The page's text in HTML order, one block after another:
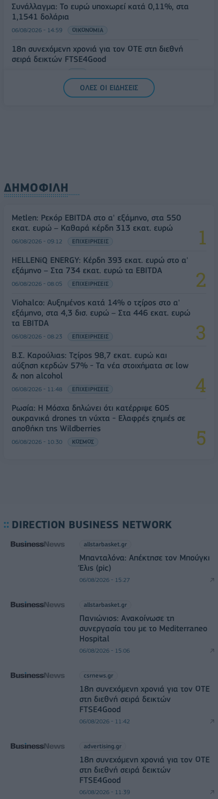
Συνάλλαγμα: Το ευρώ υποχωρεί κατά 0,11%, στα
1,1541 δολάρια
06/08/2026 - 14:59 ΟΙΚΟΝΟΜΙΑ
18η συνεχόμενη χρονιά για τον ΟΤΕ στη διεθνή
σειρά δεικτών FTSE4Good
ΟΛΕΣ ΟΙ ΕΙΔΗΣΕΙΣ
ΔΗΜΟΦΙΛΗ
Metlen: Ρεκόρ EBITDA στο α' εξάμηνο, στα 550
εκατ. ευρώ – Καθαρά κέρδη 313 εκατ. ευρώ
06/08/2026 - 09:12 ΕΠΙΧΕΙΡΗΣΕΙΣ
HELLENiQ ENERGY: Κέρδη 393 εκατ. ευρώ στο α'
εξάμηνο – Στα 734 εκατ. ευρώ τα EBITDA
06/08/2026 - 08:05 ΕΠΙΧΕΙΡΗΣΕΙΣ
Viohalco: Αυξημένος κατά 14% ο τζίρος στο α'
εξάμηνο, στα 4,3 δισ. ευρώ – Στα 446 εκατ. ευρώ
τα EBITDA
06/08/2026 - 08:23 ΕΠΙΧΕΙΡΗΣΕΙΣ
Β.Σ. Καρούλιας: Τζίρος 98,7 εκατ. ευρώ και
αύξηση κερδών 57% - Τα νέα στοιχήματα σε low
& non alcohol
06/08/2026 - 11:48 ΕΠΙΧΕΙΡΗΣΕΙΣ
Ρωσία: Η Μόσχα δηλώνει ότι κατέρριψε 605
ουκρανικά drones τη νύχτα - Ελαφρές ζημιές σε
αποθήκη της Wildberries
06/08/2026 - 10:30 ΚΟΣΜΟΣ
DIRECTION BUSINESS NETWORK
allstarbasket.gr
Μπανταλόνα: Απέκτησε τον Μπούγκι
Έλις (pic)
06/08/2026 - 15:27
allstarbasket.gr
Πανιώνιος: Ανακοίνωσε τη
συνεργασία του με το Mediterraneo
Hospital
06/08/2026 - 15:06
csrnews.gr
18η συνεχόμενη χρονιά για τον ΟΤΕ
στη διεθνή σειρά δεικτών
FTSE4Good
06/08/2026 - 11:42
advertising.gr
18η συνεχόμενη χρονιά για τον ΟΤΕ
στη διεθνή σειρά δεικτών
FTSE4Good
06/08/2026 - 11:39